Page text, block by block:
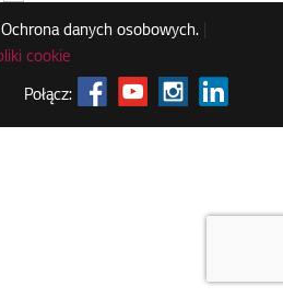
danych osobowych.|
cookie
Połącz: